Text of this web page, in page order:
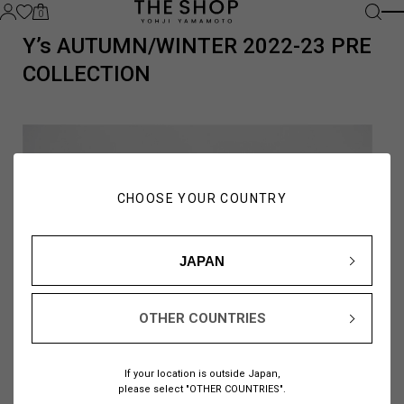
CHOOSE YOUR COUNTRY
JAPAN
OTHER COUNTRIES
If your location is outside Japan,
please select "OTHER COUNTRIES".
0
Y’s AUTUMN/WINTER 2022-23 PRE
COLLECTION